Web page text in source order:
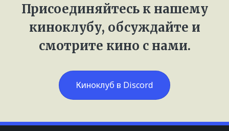
Присоединяйтесь к нашему
киноклубу, обсуждайте и
смотрите кино с нами.
Киноклуб в Discord